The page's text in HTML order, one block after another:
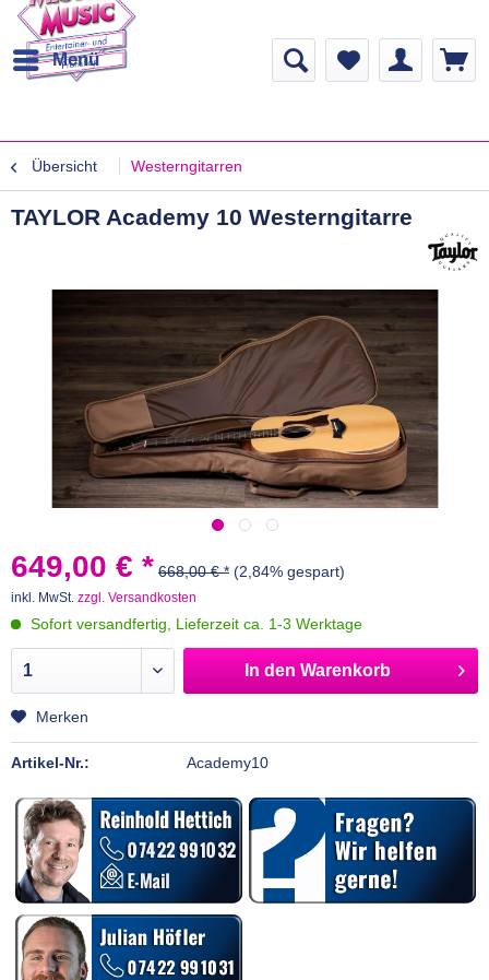
Menü
Übersicht Westerngitarren
TAYLOR Academy 10 Westerngitarre
649,00 € * 668,00 € * (2,84% gespart)
inkl. MwSt. zzgl. Versandkosten
Sofort versandfertig, Lieferzeit ca. 1-3 Werktage
In den Warenkorb
Merken
Artikel-Nr.: Academy10